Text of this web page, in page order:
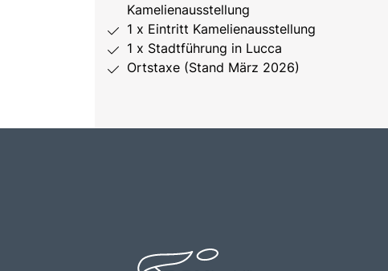
Kamelienausstellung
1 x Eintritt Kamelienausstellung
1 x Stadtführung in Lucca
Ortstaxe (Stand März 2026)